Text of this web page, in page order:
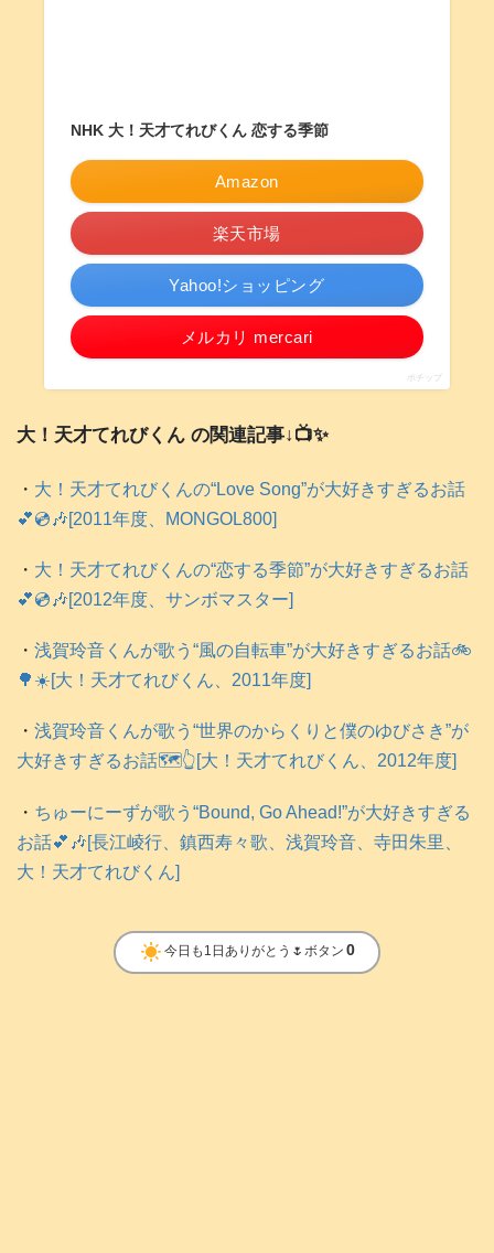
NHK 大！天才てれびくん 恋する季節
Amazon
楽天市場
Yahoo!ショッピング
メルカリ mercari
ポチップ
大！天才てれびくん の関連記事↓📺️✨
・ 大！天才てれびくんの“Love Song”が大好きすぎるお話
💕💿️🎶[2011年度、MONGOL800]
・ 大！天才てれびくんの“恋する季節”が大好きすぎるお話
💕💿️🎶[2012年度、サンボマスター]
・ 浅賀玲音くんが歌う“風の自転車”が大好きすぎるお話🚲️
🌳☀️[大！天才てれびくん、2011年度]
・ 浅賀玲音くんが歌う“世界のからくりと僕のゆびさき”が
大好きすぎるお話🗺️👆[大！天才てれびくん、2012年度]
・ ちゅーにーずが歌う“Bound, Go Ahead!”が大好きすぎる
お話💕🎶[長江崚行、鎮西寿々歌、浅賀玲音、寺田朱里、
大！天才てれびくん]
clear_day 今日も1日ありがとう🌷ボタン 0